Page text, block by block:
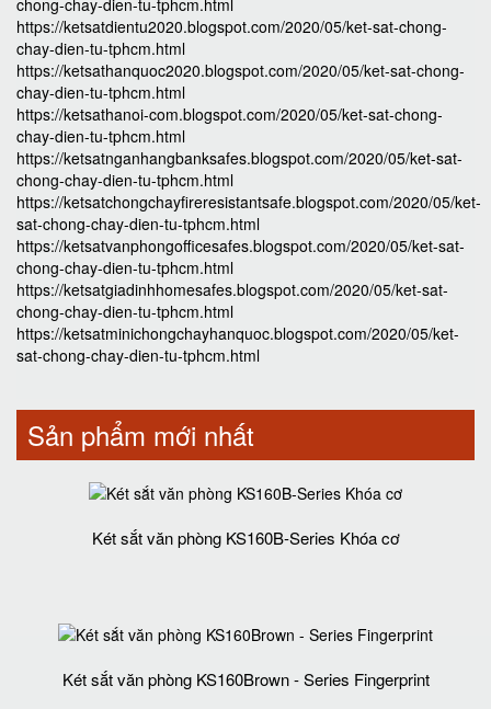
chong-chay-dien-tu-tphcm.html
https://ketsatdientu2020.blogspot.com/2020/05/ket-sat-chong-
chay-dien-tu-tphcm.html
https://ketsathanquoc2020.blogspot.com/2020/05/ket-sat-chong-
chay-dien-tu-tphcm.html
https://ketsathanoi-com.blogspot.com/2020/05/ket-sat-chong-
chay-dien-tu-tphcm.html
https://ketsatnganhangbanksafes.blogspot.com/2020/05/ket-sat-
chong-chay-dien-tu-tphcm.html
https://ketsatchongchayfireresistantsafe.blogspot.com/2020/05/ket-
sat-chong-chay-dien-tu-tphcm.html
https://ketsatvanphongofficesafes.blogspot.com/2020/05/ket-sat-
chong-chay-dien-tu-tphcm.html
https://ketsatgiadinhhomesafes.blogspot.com/2020/05/ket-sat-
chong-chay-dien-tu-tphcm.html
https://ketsatminichongchayhanquoc.blogspot.com/2020/05/ket-
sat-chong-chay-dien-tu-tphcm.html
Sản phẩm mới nhất
Két sắt văn phòng KS160B-Series Khóa cơ
Két sắt văn phòng KS160Brown - Series Fingerprint